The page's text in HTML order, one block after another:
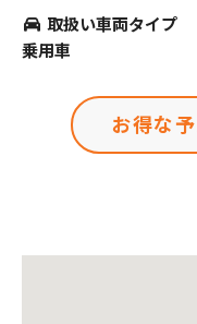
取扱い車両タイプ
乗用車
お得な